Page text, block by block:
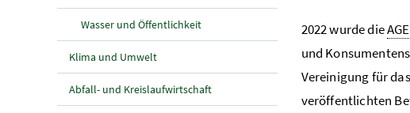
Wasser und Öffentlichkeit
Klima und Umwelt
Abfall- und Kreislaufwirtschaft
2022 wurde die
und
Vereinigung für
veröffentlichten